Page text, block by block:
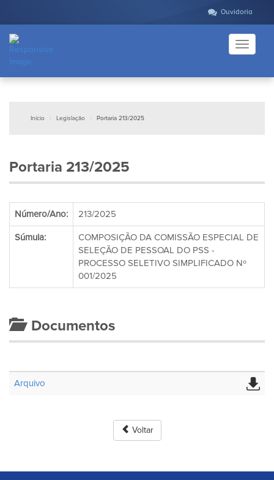
Ouvidoria
Toggle
Início Legislação Portaria 213/2025
Portaria 213/2025
Número/Ano: 213/2025
Súmula:
COMPOSIÇÃO DA COMISSÃO ESPECIAL DE
SELEÇÃO DE PESSOAL DO PSS -
PROCESSO SELETIVO SIMPLIFICADO Nº
001/2025
Documentos
Arquivo
Voltar